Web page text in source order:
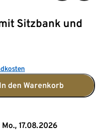
Sitzbank und
In den Warenkorb
17.08.2026